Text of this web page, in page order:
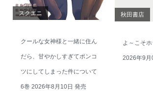
スクエニ
クールな女神様と一緒に住ん
だら、甘やかしすぎてポンコ
ツにしてしまった件について
6巻 2026年8月10日 発売
秋田書店
よ～こそ
2026年9月